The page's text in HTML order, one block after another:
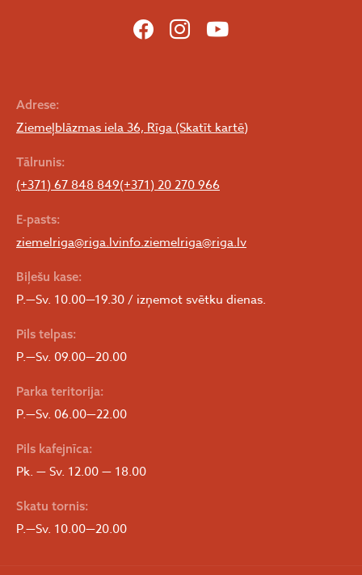
Adrese:
Ziemeļblāzmas iela 36, Rīga (Skatīt kartē)
Tālrunis:
(+371) 67 848 849(+371) 20 270 966
E-pasts:
ziemelriga@riga.lvinfo.ziemelriga@riga.lv
Biļešu kase:
P.—Sv. 10.00—19.30 / izņemot svētku dienas.
Pils telpas:
P.—Sv. 09.00—20.00
Parka teritorija:
P.—Sv. 06.00—22.00
Pils kafejnīca:
Pk. — Sv. 12.00 — 18.00
Skatu tornis:
P.—Sv. 10.00—20.00